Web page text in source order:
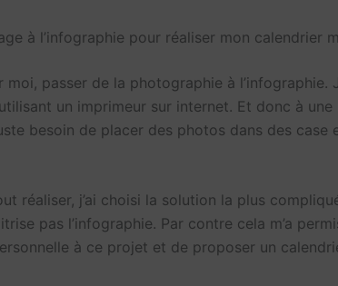
à l’infographie pour réaliser mon calendrier
passer de la photographie à l’infographie.
un imprimeur sur internet. Et donc à une
besoin de placer des photos dans des case
réaliser, j’ai choisi la solution la plus
pas l’infographie. Par contre cela m’a
à ce projet et de proposer un